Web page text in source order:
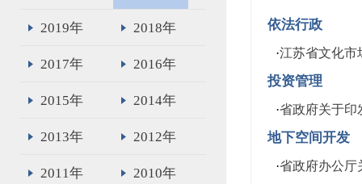
2019年 2018年
2017年 2016年
2015年 2014年
2013年 2012年
2011年 2010年
依法行政
·江苏省文化市
投资管理
·省政府关于印
地下空间开发
·省政府办公厅